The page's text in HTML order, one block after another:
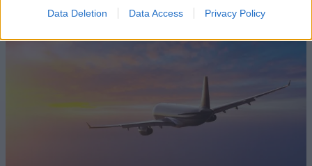
Data Deletion Data Access Privacy Policy